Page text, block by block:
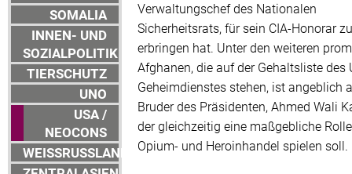
SOMALIA
INNEN- UND
SOZIALPOLITIK
TIERSCHUTZ
UNO
USA /
NEOCONS
WEISSRUSSLAND
Verwaltungschef des Nationalen
Sicherheitsrats, für sein CIA-Honorar zu
erbringen hat. Unter den weiteren
Afghanen, die auf der Gehaltsliste des
Geheimdienstes stehen, ist angeblich
Bruder des Präsidenten, Ahmed Wali
der gleichzeitig eine maßgebliche
Opium- und Heroinhandel spielen soll.